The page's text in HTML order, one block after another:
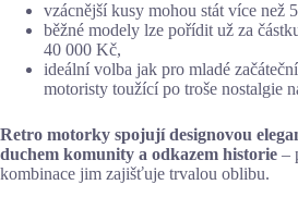
vzácnější kusy mohou stát více než
běžné modely lze pořídit už za
40 000 Kč,
ideální volba jak pro mladé
motoristy toužící po troše nostalgie
Retro motorky spojují designovou
duchem komunity a odkazem historie –
kombinace jim zajišťuje trvalou oblibu.